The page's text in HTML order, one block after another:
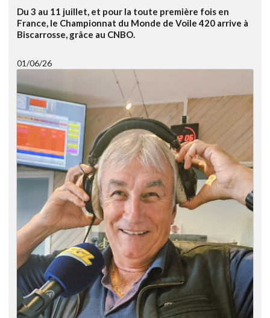
Du 3 au 11 juillet, et pour la toute première fois en
France, le Championnat du Monde de Voile 420 arrive à
Biscarrosse, grâce au CNBO.
01/06/26